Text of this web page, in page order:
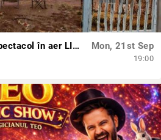
DesFacerea lumii sau Spectacol în aer LIBER Mon, 21st Sep
19:00